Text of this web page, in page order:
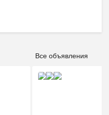
Все объявления